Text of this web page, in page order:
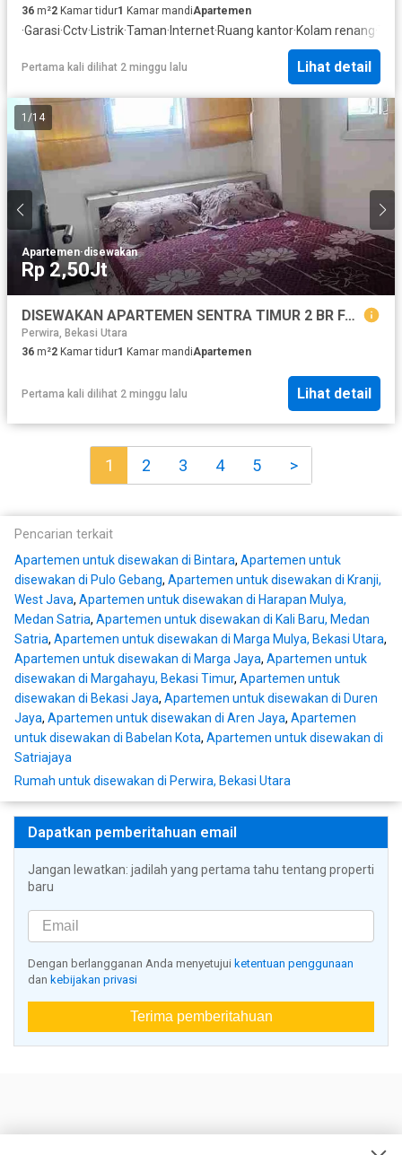
36 m²2 Kamar tidur1 Kamar mandiApartemen
·Garasi·Cctv· Listrik·Taman· Internet·Ruang kantor·Kolam renang
Pertama kali dilihat 2 minggu lalu Lihat detail
1 /14
Apartemen·disewakan
Rp 2,50Jt
DISEWAKAN APARTEMEN SENTRA TIMUR 2 BR FASILITAS LENGKAP
Perwira, Bekasi Utara
36 m²2 Kamar tidur1 Kamar mandiApartemen
Pertama kali dilihat 2 minggu lalu Lihat detail
1 2 3 4 5 >
Pencarian terkait
Apartemen untuk disewakan di Bintara, Apartemen untuk
disewakan di Pulo Gebang, Apartemen untuk disewakan di Kranji,
West Java, Apartemen untuk disewakan di Harapan Mulya,
Medan Satria, Apartemen untuk disewakan di Kali Baru, Medan
Satria, Apartemen untuk disewakan di Marga Mulya, Bekasi Utara,
Apartemen untuk disewakan di Marga Jaya, Apartemen untuk
disewakan di Margahayu, Bekasi Timur, Apartemen untuk
disewakan di Bekasi Jaya, Apartemen untuk disewakan di Duren
Jaya, Apartemen untuk disewakan di Aren Jaya, Apartemen
untuk disewakan di Babelan Kota, Apartemen untuk disewakan di
Satriajaya
Rumah untuk disewakan di Perwira, Bekasi Utara
Dapatkan pemberitahuan email
Jangan lewatkan: jadilah yang pertama tahu tentang properti
baru
Dengan berlangganan Anda menyetujui ketentuan penggunaan
dan kebijakan privasi
Terima pemberitahuan